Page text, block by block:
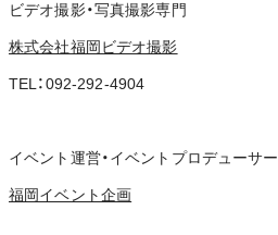
ビデオ撮影・写真撮影専門
株式会社福岡ビデオ撮影
TEL：092-292-4904
イベント運営・イベントプロデューサー
福岡イベント企画